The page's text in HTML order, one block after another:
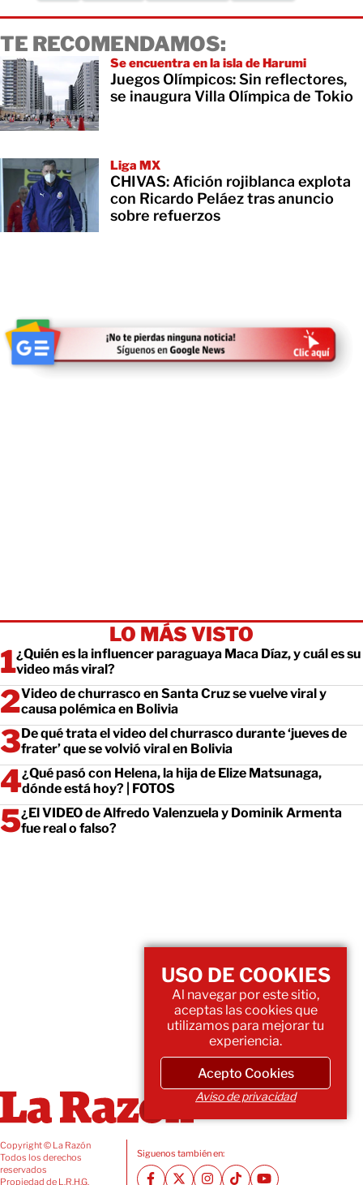
TE RECOMENDAMOS:
Se encuentra en la isla de Harumi
Juegos Olímpicos: Sin reflectores,
se inaugura Villa Olímpica de Tokio
Liga MX
CHIVAS: Afición rojiblanca explota
con Ricardo Peláez tras anuncio
sobre refuerzos
LO MÁS VISTO
¿Quién es la influencer paraguaya Maca Díaz, y cuál es su
video más viral?
Video de churrasco en Santa Cruz se vuelve viral y
causa polémica en Bolivia
De qué trata el video del churrasco durante ‘jueves de
frater’ que se volvió viral en Bolivia
¿Qué pasó con Helena, la hija de Elize Matsunaga,
dónde está hoy? | FOTOS
¿El VIDEO de Alfredo Valenzuela y Dominik Armenta
fue real o falso?
Copyright © La Razón
Todos los derechos
reservados
Propiedad de L.R.H.G.
Siguenos también en:
USO DE COOKIES
Al navegar por este sitio,
aceptas las cookies que
utilizamos para mejorar tu
experiencia.
Acepto Cookies
Aviso de privacidad